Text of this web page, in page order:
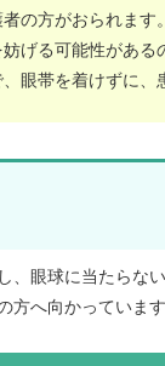
の方がおられます。
げる可能性がある
眼帯を着けずに
眼球に当たらな
方へ向かってい